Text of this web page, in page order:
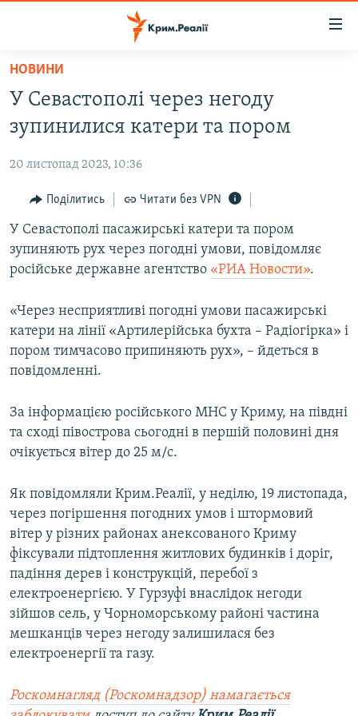
Перейти
основного
матеріалу
Перейти
до
навігації
Перейти
до
пошуку
ВІДЕО ТА ФОТО
ПОЛІТИКА
БЛОГИ
ПОГЛЯД
ІНТЕРВ'Ю
СПЕЦПРОЕКТИ
ВІДЕОУРОКИ «ELIFBE»
УКРАЇНСЬКА ПРОБЛЕМА КРИМУ
ІНФОГРАФІКА
ЯК ОБІЙТИ БЛОКУВАННЯ
Qırımtatar
ДОЛУЧАЙСЯ!
Усі сайти RFE/RL
НОВИНИ
У Севастополі через негоду
зупинилися катери та пором
20 листопад 2023, 10:36
Поділитись Читати без VPN
У Севастополі пасажирські катери та пором
зупиняють рух через погодні умови, повідомляє
російське державне агентство «РИА Новости».
«Через несприятливі погодні умови пасажирські
катери на лінії «Артилерійська бухта – Радіогірка» і
пором тимчасово припиняють рух», – йдеться в
повідомленні.
За інформацією російського МНС у Криму, на півдні
та сході півострова сьогодні в першій половині дня
очікується вітер до 25 м/с.
Як повідомляли Крим.Реалії, у неділю, 19 листопада,
через погіршення погодних умов і штормовий
вітер у різних районах анексованого Криму
фіксували підтоплення житлових будинків і доріг,
падіння дерев і конструкцій, перебої з
електроенергією. У Гурзуфі внаслідок негоди
зійшов сель, у Чорноморському районі частина
мешканців через негоду залишилася без
електроенергії та газу.
Роскомнагляд (Роскомнадзор) намагається